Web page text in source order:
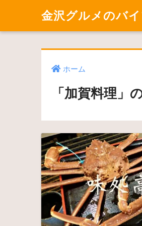
金沢グルメのバ
ホーム
「加賀料理」